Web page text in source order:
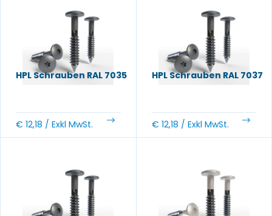
HPL Schrauben RAL 7035
€ 12,18 / Exkl MwSt.
HPL Schrauben RAL 7037
€ 12,18 / Exkl MwSt.